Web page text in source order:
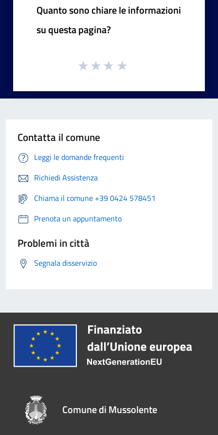
Quanto sono chiare le informazioni
su questa pagina?
Contatta il comune
Leggi le domande frequenti
Richiedi Assistenza
Chiama il comune +39 0424 578451
Prenota un appuntamento
Problemi in città
Segnala disservizio
Comune di Mussolente